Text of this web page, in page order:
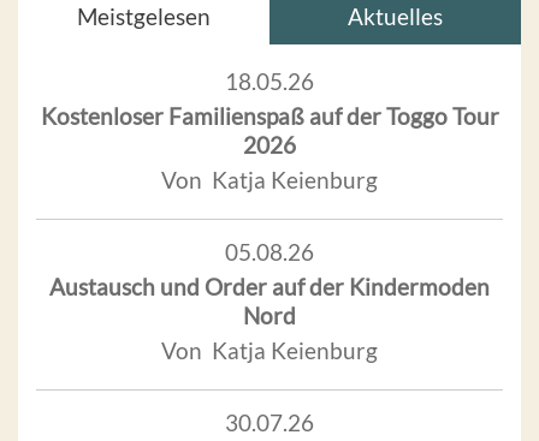
Meistgelesen Aktuelles
18.05.26
Kostenloser Familienspaß auf der Toggo Tour
2026
Von Katja Keienburg
05.08.26
Austausch und Order auf der Kindermoden
Nord
Von Katja Keienburg
30.07.26